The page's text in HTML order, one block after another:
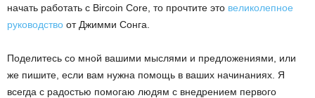
начать работать с Bircoin Core, то прочтите это великолепное
руководство от Джимми Сонга.
Поделитесь со мной вашими мыслями и предложениями, или
же пишите, если вам нужна помощь в ваших начинаниях. Я
всегда с радостью помогаю людям с внедрением первого